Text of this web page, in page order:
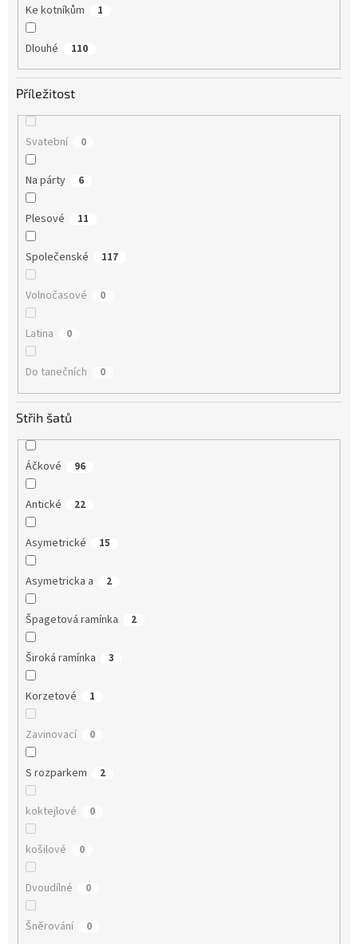
Ke kotníkům 1
Dlouhé 110
Příležitost
Svatební 0
Na párty 6
Plesové 11
Společenské 117
Volnočasové 0
Latina 0
Do tanečních 0
Střih šatů
Áčkové 96
Antické 22
Asymetrické 15
Asymetricka a 2
Špagetová ramínka 2
Široká ramínka 3
Korzetové 1
Zavinovací 0
S rozparkem 2
koktejlové 0
košilové 0
Dvoudílné 0
Šněrování 0